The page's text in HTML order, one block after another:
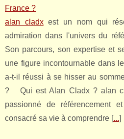
France ?
alan cladxest un nom qui
admiration dans l'univers du
Son parcours, son expertise et
une figure incontournable dans
a-t-il réussi à se hisser au
? Qui est Alan Cladx ? alan
passionné de référencement
consacré sa vie à comprendre [...]